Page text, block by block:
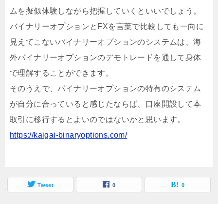
ムを擬似体験しながら把握していくといいでしょう。
バイナリーオプションとFXを言葉で比較しても一向に
見えてこないバイナリーオプションのシステムは、海
外バイナリーオプションのデモトレードを通して身体
で理解することができます。
そのうえで、バイナリーオプションの特有のシステム
が自分に合っていると感じたならば、口座開設して本
取引に移行するとよいのではないかと思います。
https://kaigai-binaryoptions.com/
Tweet 0 0